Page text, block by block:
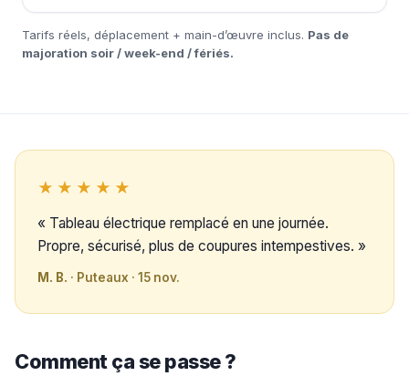
Tarifs réels, déplacement + main-d’œuvre inclus. Pas de
majoration soir / week-end / fériés.
★★★★★
« Tableau électrique remplacé en une journée.
Propre, sécurisé, plus de coupures intempestives. »
M. B. · Puteaux · 15 nov.
Comment ça se passe ?